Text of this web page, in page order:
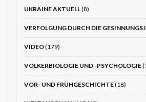
UKRAINE AKTUELL(8)
VERFOLGUNG DURCH DIE
VIDEO(179)
VÖLKERBIOLOGIE UND -PSYCHOLOGIE
VOR- UND FRÜHGESCHICHTE(18)